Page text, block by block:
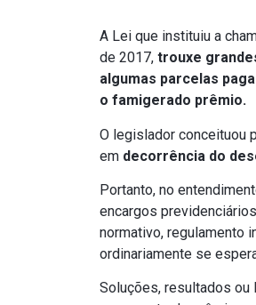
A Lei que instituiu a
de 2017, trouxe
algumas parcelas
o famigerado prêmio.
O legislador conceituou
em decorrência do
Portanto, no
encargos
normativo, regulamento
ordinariamente se
Soluções, resultados